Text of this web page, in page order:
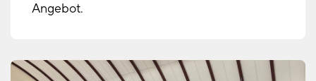
Angebot.